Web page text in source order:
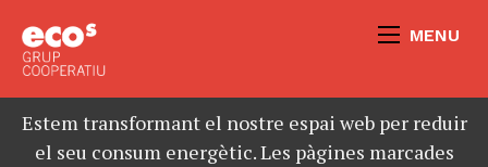
MENU
Estem transformant el nostre espai web per reduir
el seu consum energètic. Les pàgines marcades